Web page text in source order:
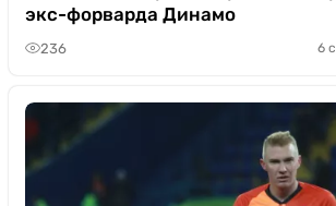
экс-форварда Динамо
236 6